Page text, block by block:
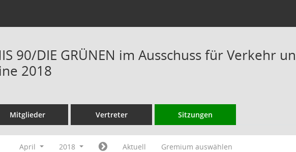
90/DIE GRÜNEN im Ausschuss für Verkehr
2018
Mitglieder Vertreter Sitzungen
April 2018 Aktuell Gremium auswählen